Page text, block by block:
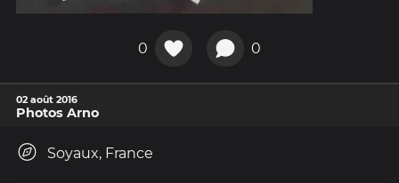
0 0
02 août 2016
Photos Arno
Soyaux, France